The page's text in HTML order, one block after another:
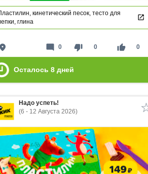
кинетический песок, тесто для
глина
place thumb_down 0 thumb_up 0
mode_comment 0
Осталось 8 дней
Надо успеть!
(6 - 12 Августа 2026)